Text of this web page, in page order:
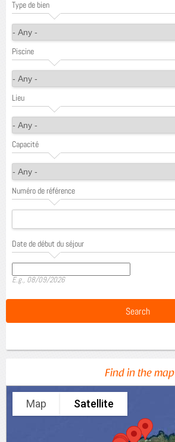
Type de bien
Piscine
Lieu
Capacité
Numéro de référence
Date de début du séjour
Date
E.g., 08/09/2026
Find in the map
Map Satellite